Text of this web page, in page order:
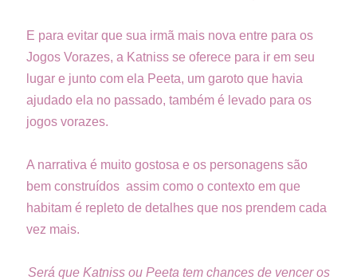
E para evitar que sua irmã mais nova entre para os
Jogos Vorazes, a Katniss se oferece para ir em seu
lugar e junto com ela Peeta, um garoto que havia
ajudado ela no passado, também é levado para os
jogos vorazes.
A narrativa é muito gostosa e os personagens são
bem construídos assim como o contexto em que
habitam é repleto de detalhes que nos prendem cada
vez mais.
Será que Katniss ou Peeta tem chances de vencer os